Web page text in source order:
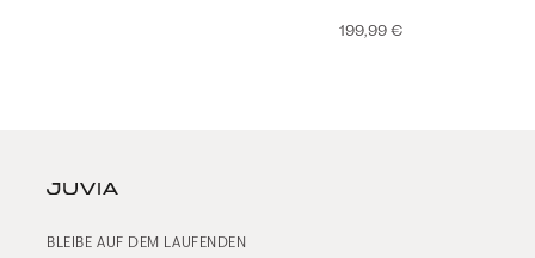
199,99 €
BLEIBE AUF DEM LAUFENDEN